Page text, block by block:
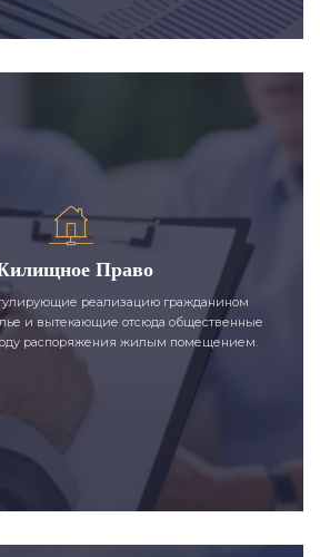
Право
реализацию гражданином
и вытекающие отсюда общественные
распоряжения жилым помещением.